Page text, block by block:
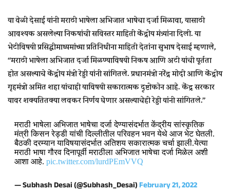
या वेळी देसाई यांनी मराठी भाषेला अभिजात भाषेचा दर्जा मिळावा, यासाठी
आवश्यक असलेल्या निकषांची सविस्तर माहिती केंद्रीय मंत्र्यांना दिली. या
भेटीविषयी प्रसिद्धीमाध्यमांच्या प्रतिनिधींना माहिती देतांना सुभाष देसाई म्हणाले,
‘‘मराठी भाषेला अभिजात दर्जा मिळण्याविषयी निकष आणि अटी यांची पूर्तता
होत असल्याचे केंद्रीय मंत्री रेड्डी यांनी सांगितले. प्रधानमंत्री नरेंद्र मोदी आणि केंद्रीय
गृहमंत्री अमित शहा यांचाही याविषयी सकारात्मक दृष्टीकोन आहे. केंद्र सरकार
यावर शक्यतितक्या लवकर निर्णय घेणार असल्याचेही रेड्डी यांनी सांगितले.’’
मराठी भाषेला अभिजात भाषेचा दर्जा देण्यासंदर्भात केंद्रीय सांस्कृतिक
मंत्री किसन रेड्डी यांची दिल्लीतील परिवहन भवन येथे आज भेट घेतली.
बैठकी दरम्यान याविषयासंदर्भात अतिशय सकारात्मक चर्चा झाली.येत्या
मराठी भाषा गौरव दिनापूर्वी मराठीला अभिजात भाषेचा दर्जा मिळेल अशी
आशा आहे. pic.twitter.com/lurdPEmVVQ
— Subhash Desai (@Subhash_Desai)February 21, 2022